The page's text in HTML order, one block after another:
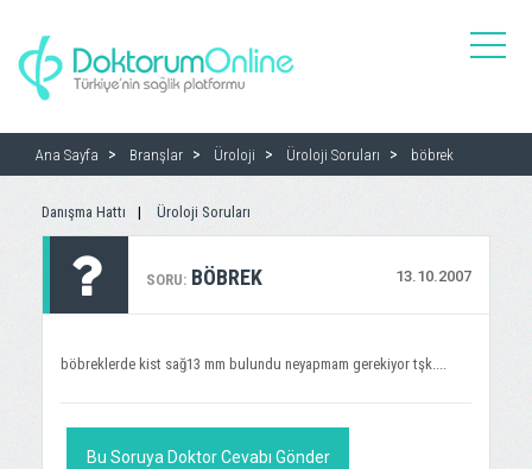
toggle
Ana Sayfa Branşlar Üroloji Üroloji Soruları böbrek
Danışma Hattı Üroloji Soruları
SORU: 13.10.2007
BÖBREK
böbreklerde kist sağ13 mm bulundu neyapmam gerekiyor tşk....
Bu Soruya Doktor Cevabı Gönder